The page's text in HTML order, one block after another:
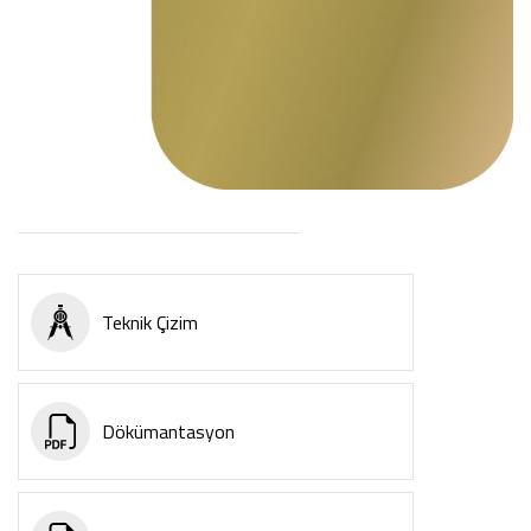
Teknik Çizim
Dökümantasyon